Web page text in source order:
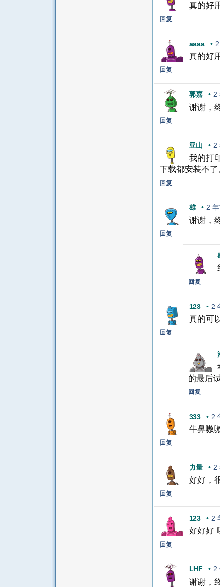
真的好
回复
aaaa •
真的好
回复
郭嘉 • 2
谢谢，
回复
亚山 • 2
我的打
下载都安装不
回复
雄 • 2
谢谢，
回复
回复
123 • 2
真的可
回复
的最后
回复
333 • 2
牛鼻嗷
回复
力量 • 2
好好，
回复
123 • 2
好好好
回复
LHF • 2
谢谢，